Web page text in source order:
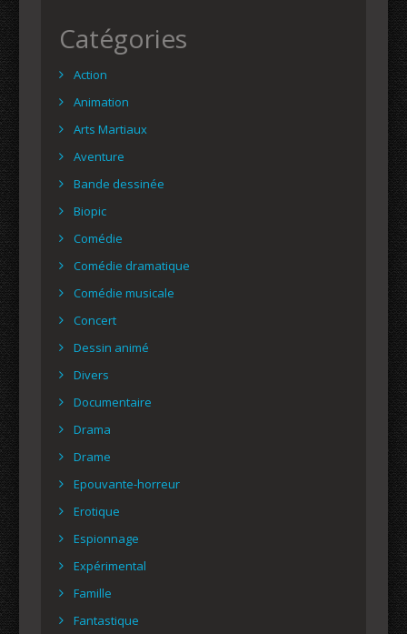
Catégories
Action
Animation
Arts Martiaux
Aventure
Bande dessinée
Biopic
Comédie
Comédie dramatique
Comédie musicale
Concert
Dessin animé
Divers
Documentaire
Drama
Drame
Epouvante-horreur
Erotique
Espionnage
Expérimental
Famille
Fantastique